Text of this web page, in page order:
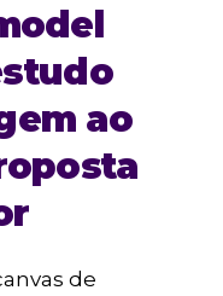
ao
de